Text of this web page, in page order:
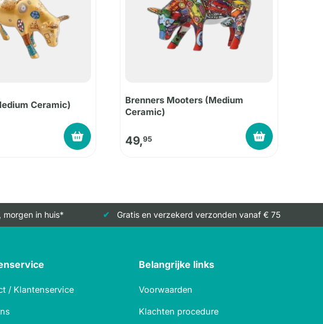
Ceramic)
Brenners Mooters (Medium
Ceramic)
49,95
morgen in huis* Gratis en verzekerd verzonden vanaf € 75
/ Klantenservice
Belangrijke links
Voorwaarden
Klachten procedure